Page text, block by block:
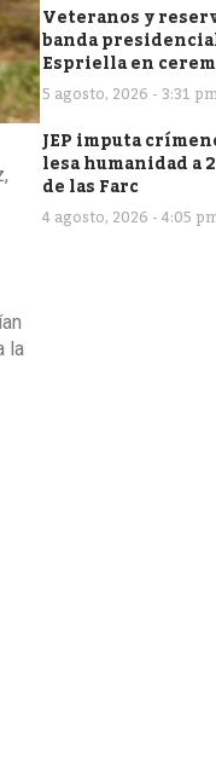
la
Veteranos y
banda
Espriella en
5 agosto, 2026 - 3:31
JEP imputa
lesa humanidad a
de las Farc
4 agosto, 2026 - 4:05